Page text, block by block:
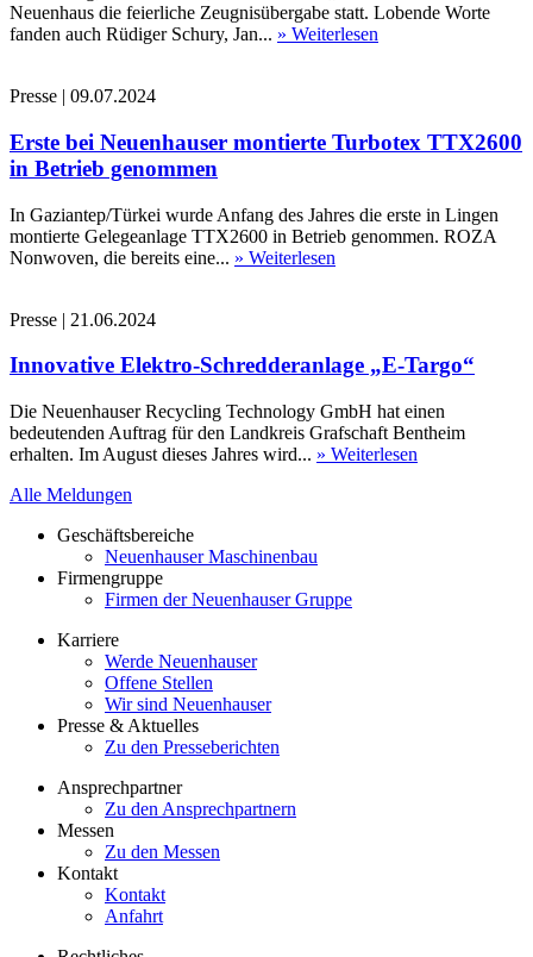
Neuenhaus die feierliche Zeugnisübergabe statt. Lobende Worte
fanden auch Rüdiger Schury, Jan... » Weiterlesen
Presse | 09.07.2024
Erste bei Neuenhauser montierte Turbotex TTX2600
in Betrieb genommen
In Gaziantep/Türkei wurde Anfang des Jahres die erste in Lingen
montierte Gelegeanlage TTX2600 in Betrieb genommen. ROZA
Nonwoven, die bereits eine... » Weiterlesen
Presse | 21.06.2024
Innovative Elektro-Schredderanlage „E-Targo“
Die Neuenhauser Recycling Technology GmbH hat einen
bedeutenden Auftrag für den Landkreis Grafschaft Bentheim
erhalten. Im August dieses Jahres wird... » Weiterlesen
Alle Meldungen
Geschäftsbereiche
Neuenhauser Maschinenbau
Firmengruppe
Firmen der Neuenhauser Gruppe
Karriere
Werde Neuenhauser
Offene Stellen
Wir sind Neuenhauser
Presse & Aktuelles
Zu den Presseberichten
Ansprechpartner
Zu den Ansprechpartnern
Messen
Zu den Messen
Kontakt
Kontakt
Anfahrt